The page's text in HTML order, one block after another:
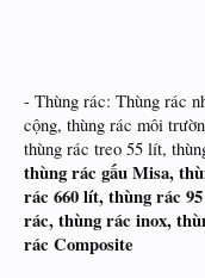
- Thùng rác: Thùng rác
cộng, thùng rác môi
thùng rác treo 55 lít,
thùng rác gấu Misa,
rác 660 lít, thùng rác
rác, thùng rác inox,
rác Composite